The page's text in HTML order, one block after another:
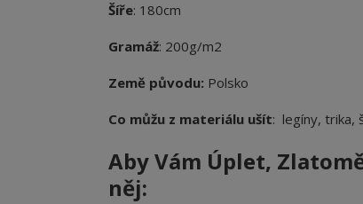
Šíře: 180cm
Gramáž: 200g/m2
Země původu: Polsko
Co můžu z materiálu ušít: legíny, trika,
Aby Vám Úplet,
něj: